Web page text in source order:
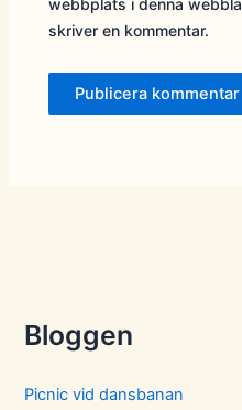
webbplats i denna
skriver en kommentar.
Bloggen
Picnic vid dansbanan